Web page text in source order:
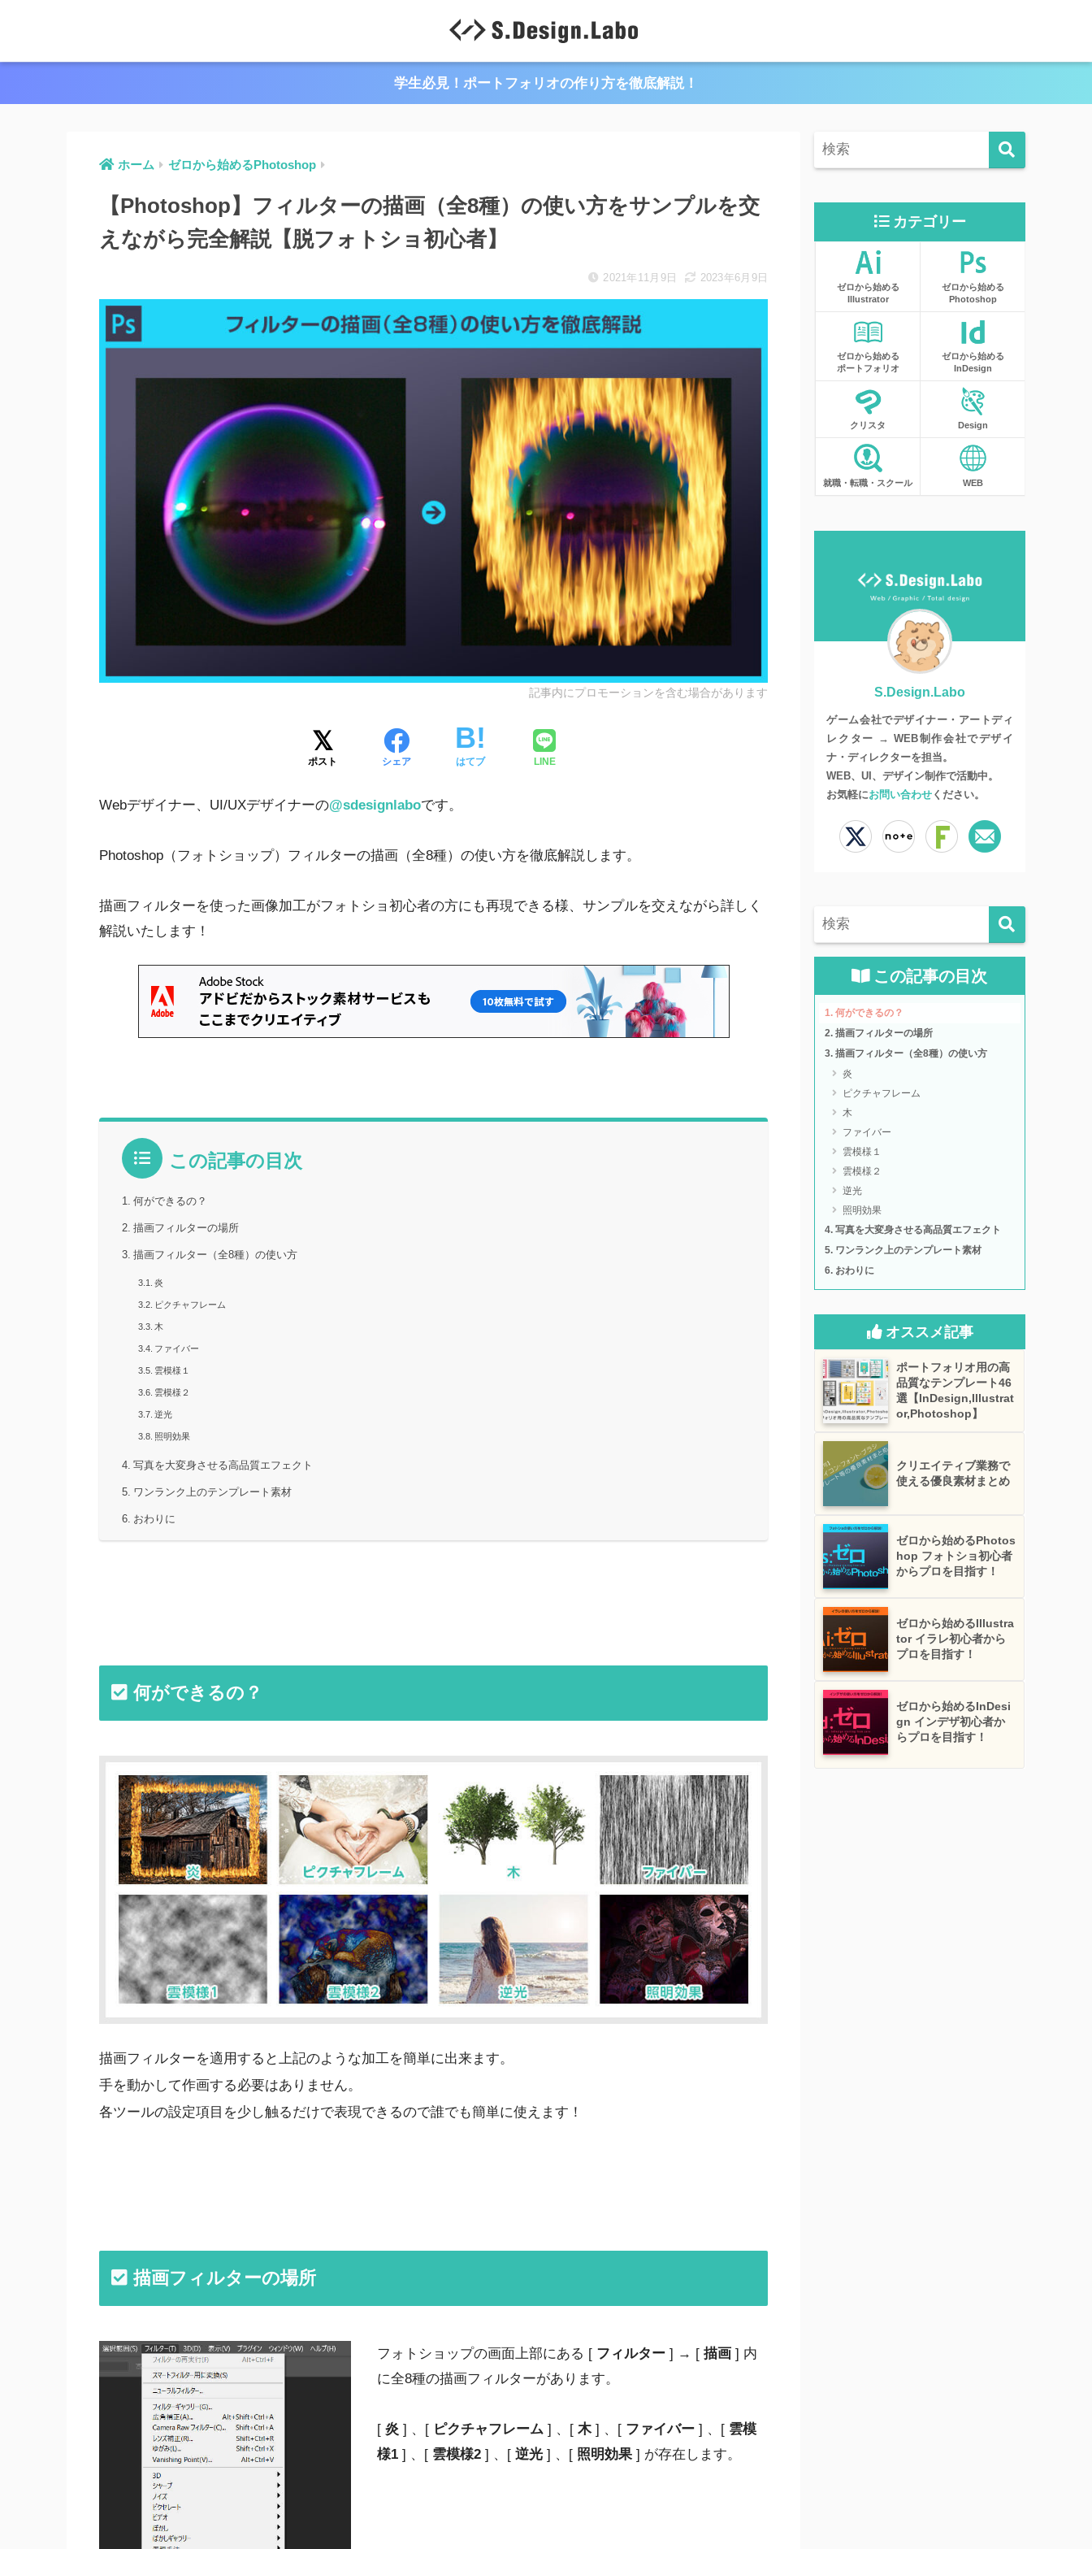
学生必見！ポートフォリオの作り方を徹底解説！
ホーム ゼロから始めるPhotoshop
【Photoshop】フィルターの描画（全8種）の使い方をサンプルを交
えながら完全解説【脱フォトショ初心者】
2021年11月9日 2023年6月9日
記事内にプロモーションを含む場合があります
ポスト シェア はてブ LINE
Webデザイナー、UI/UXデザイナーの@sdesignlaboです。
Photoshop（フォトショップ）フィルターの描画（全8種）の使い方を徹底解説します。
描画フィルターを使った画像加工がフォトショ初心者の方にも再現できる様、サンプルを交えながら詳しく
解説いたします！
この記事の目次
何ができるの？
描画フィルターの場所
描画フィルター（全8種）の使い方
炎
ピクチャフレーム
木
ファイバー
雲模様１
雲模様２
逆光
照明効果
写真を大変身させる高品質エフェクト
ワンランク上のテンプレート素材
おわりに
何ができるの？
描画フィルターを適用すると上記のような加工を簡単に出来ます。
手を動かして作画する必要はありません。
各ツールの設定項目を少し触るだけで表現できるので誰でも簡単に使えます！
描画フィルターの場所
フォトショップの画面上部にある [ フィルター ] → [描画 ] 内
に全8種の描画フィルターがあります。
[炎 ] 、[ ピクチャフレーム ] 、[木] 、[ ファイバー ] 、[ 雲模
様1 ] 、[ 雲模様2 ] 、[逆光 ] 、[ 照明効果 ] が存在します。
カテゴリー
ゼロから始める
Illustrator
ゼロから始める
Photoshop
ゼロから始める
ポートフォリオ
ゼロから始める
InDesign
クリスタ Design
就職・転職・スクール WEB
S.Design.Labo
ゲーム会社でデザイナー・アートディ
レクター → WEB制作会社でデザイ
ナ・ディレクターを担当。
WEB、UI、デザイン制作で活動中。
お気軽にお問い合わせ ください。
この記事の目次
何ができるの？
描画フィルターの場所
描画フィルター（全8種）の使い方
炎
ピクチャフレーム
木
ファイバー
雲模様１
雲模様２
逆光
照明効果
写真を大変身させる高品質エフェクト
ワンランク上のテンプレート素材
おわりに
オススメ記事
ポートフォリオ用の高
品質なテンプレート46
選【InDesign,Illustrat
or,Photoshop】
クリエイティブ業務で
使える優良素材まとめ
ゼロから始めるPhotos
hop フォトショ初心者
からプロを目指す！
ゼロから始めるIllustra
tor イラレ初心者から
プロを目指す！
ゼロから始めるInDesi
gn インデザ初心者か
らプロを目指す！